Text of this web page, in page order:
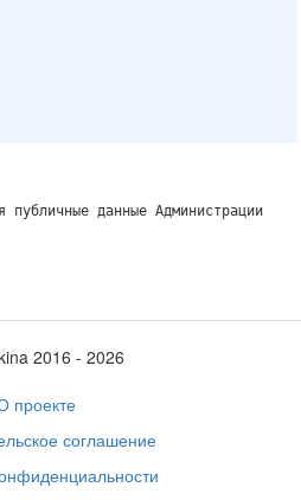
публичные данные Администрации
2016 ‐ 2026
проекте
соглашение